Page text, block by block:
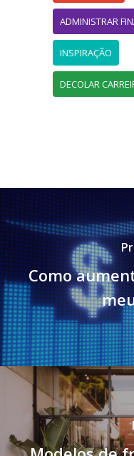
ADMINISTRAR
INSPIRAÇÃO
DECOLAR
Como